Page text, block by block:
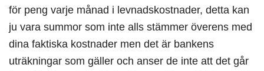
för peng varje månad i levnadskostnader, detta kan
ju vara summor som inte alls stämmer överens med
dina faktiska kostnader men det är bankens
uträkningar som gäller och anser de inte att det går